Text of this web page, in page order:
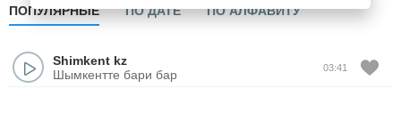
ПОПУЛЯРНЫЕ ПО ДАТЕ ПО АЛФАВИТУ
Shimkent kz
Шымкентте бари бар
03:41